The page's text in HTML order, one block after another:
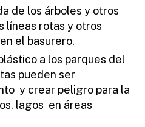
de los árboles y otros
líneas rotas y otros
el basurero.
a los parques del
pueden ser
y crear peligro para la
lagos en áreas